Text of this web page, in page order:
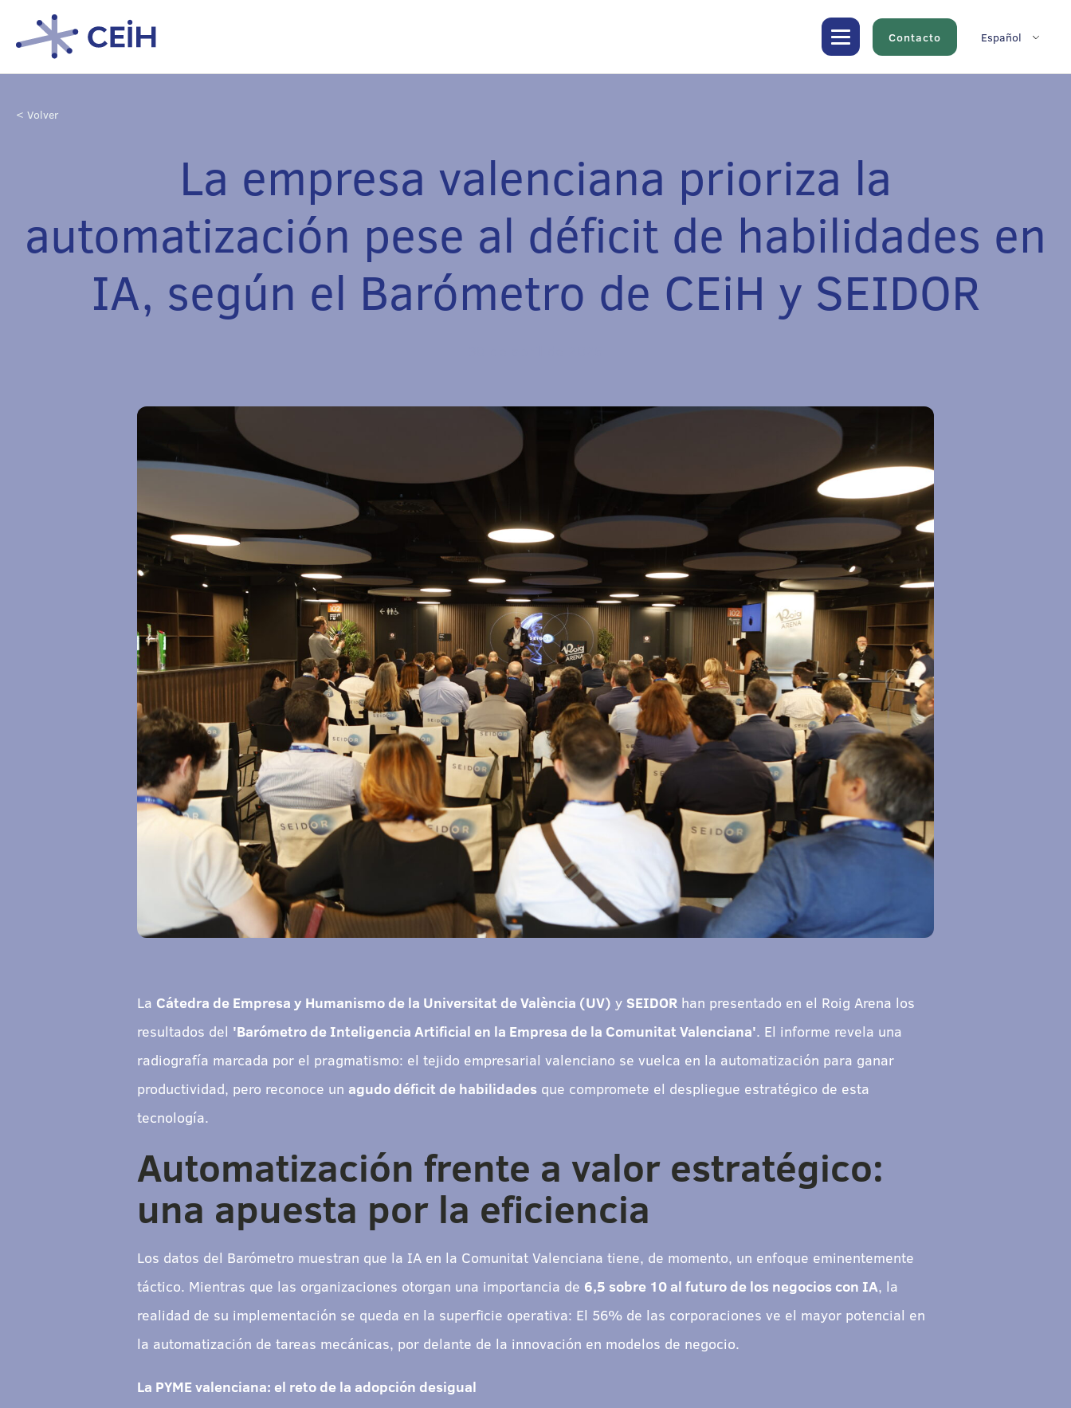
Contacto Español
< Volver
La empresa valenciana prioriza la
automatización pese al déficit de habilidades en
IA, según el Barómetro de CEiH y SEIDOR
La Cátedra de Empresa y Humanismo de la Universitat de València (UV) y SEIDOR han presentado en el Roig Arena los
resultados del 'Barómetro de Inteligencia Artificial en la Empresa de la Comunitat Valenciana'. El informe revela una
radiografía marcada por el pragmatismo: el tejido empresarial valenciano se vuelca en la automatización para ganar
productividad, pero reconoce un agudo déficit de habilidades que compromete el despliegue estratégico de esta
tecnología.
Automatización frente a valor estratégico:
una apuesta por la eficiencia
Los datos del Barómetro muestran que la IA en la Comunitat Valenciana tiene, de momento, un enfoque eminentemente
táctico. Mientras que las organizaciones otorgan una importancia de 6,5 sobre 10 al futuro de los negocios con IA, la
realidad de su implementación se queda en la superficie operativa: El 56% de las corporaciones ve el mayor potencial en
la automatización de tareas mecánicas, por delante de la innovación en modelos de negocio.
La PYME valenciana: el reto de la adopción desigual